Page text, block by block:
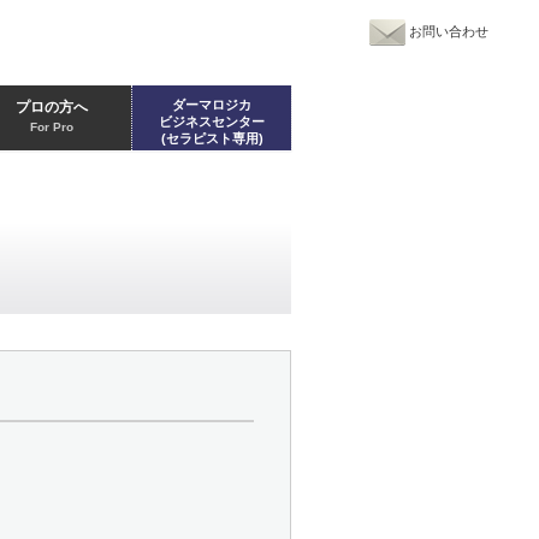
お問い合わせ
プロの方へ
For Pro
ダーマロジカ
ビジネスセンター
(セラピスト専用)